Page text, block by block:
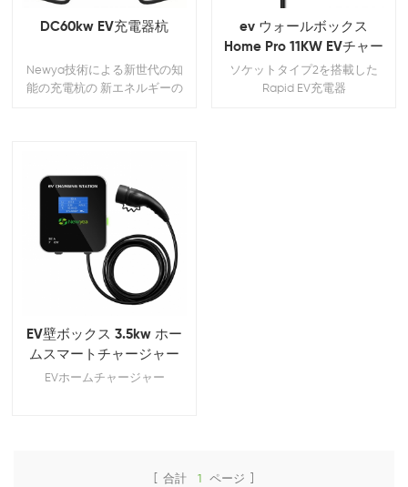
DC60kw EV充電器杭
Newya技術による新世代の知
能の充電杭の 新エネルギーの
ンターネットやスマート都市
です。
ev ウォールボックス
Home Pro 11KW EVチャー
ジャー
ソケットタイプ2を搭載した
Rapid EV充電器
EV壁ボックス 3.5kw ホー
ムスマートチャージャー
EVホームチャージャー
[ 合計 1 ページ ]